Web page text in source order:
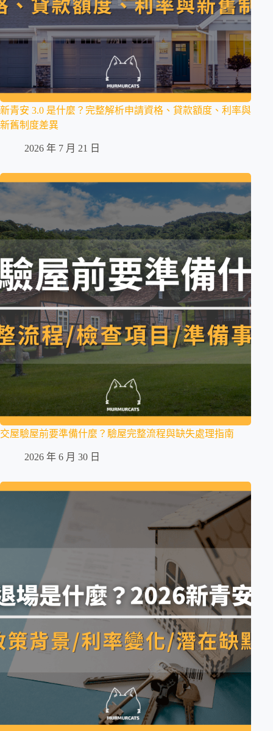
新青安 3.0 是什麼？完整解析申請資格、貸款額度、利率與
新舊制度差異
2026 年 7 月 21 日
交屋驗屋前要準備什麼？驗屋完整流程與缺失處理指南
2026 年 6 月 30 日